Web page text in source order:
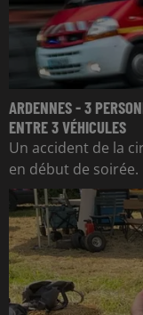
ARDENNES - 3
ENTRE 3 VÉHICULES
Un accident de la
en début de soirée.